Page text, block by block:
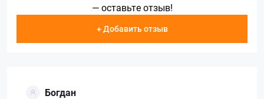
— оставьте отзыв!
+ Добавить отзыв
Богдан